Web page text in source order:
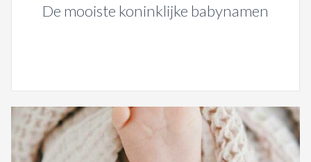
De mooiste koninklijke babynamen